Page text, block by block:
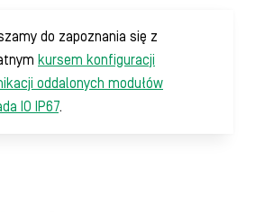
do zapoznania się z
kursem konfiguracji
oddalonych modułów
IO IP67.